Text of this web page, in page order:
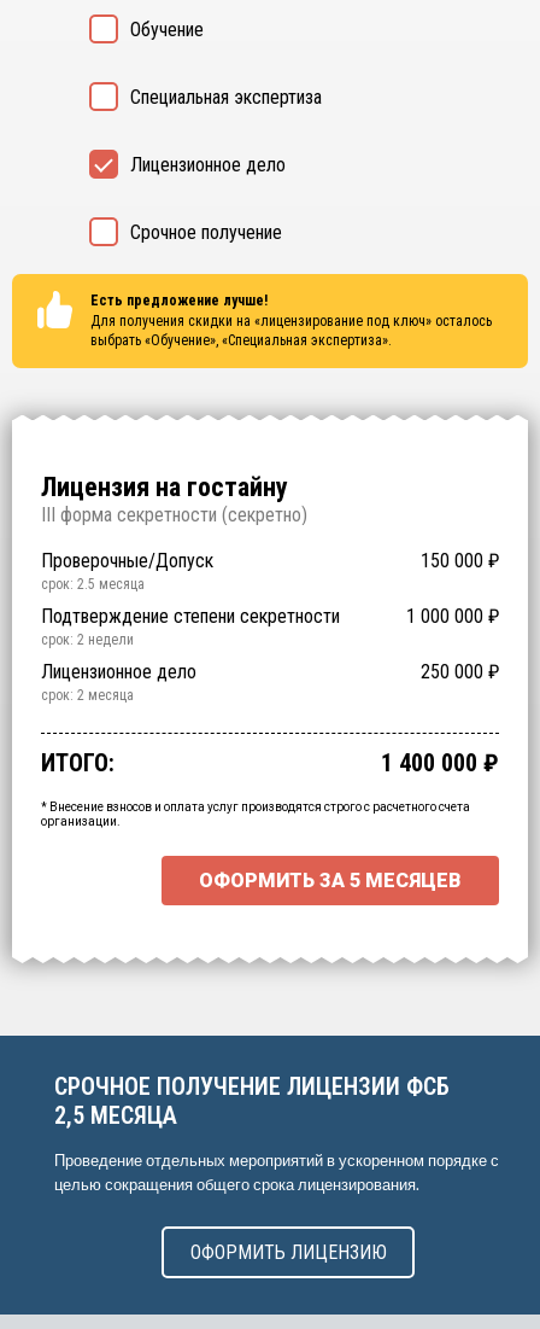
Обучение
Специальная экспертиза
Лицензионное дело
Срочное получение
Есть предложение лучше!
Для получения скидки на «лицензирование под ключ» осталось
выбрать «Обучение», «Специальная экспертиза».
Лицензия на гостайну
III форма секретности (секретно)
Проверочные/Допуск
150 000 ₽
срок: 2.5 месяца
Подтверждение степени секретности 1 000 000 ₽
срок: 2 недели
Обучение 60 000 ₽
срок: 2 недели
Специальная экспертиза 200 000 ₽
срок: 2 недели
Лицензионное дело 250 000 ₽
срок: 2 месяца
Срочное получение 700 000 ₽
Промежуточный итог:
15000 ₽
Ваша персональна скидка
-15000
ИТОГО: 1 400 000 ₽
* Внесение взносов и оплата услуг производятся строго с расчетного счета
организации.
ОФОРМИТЬ ЗА 5 МЕСЯЦЕВ
СРОЧНОЕ ПОЛУЧЕНИЕ ЛИЦЕНЗИИ ФСБ
2,5 МЕСЯЦА
Проведение отдельных мероприятий в ускоренном порядке с
целью сокращения общего срока лицензирования.
ОФОРМИТЬ ЛИЦЕНЗИЮ